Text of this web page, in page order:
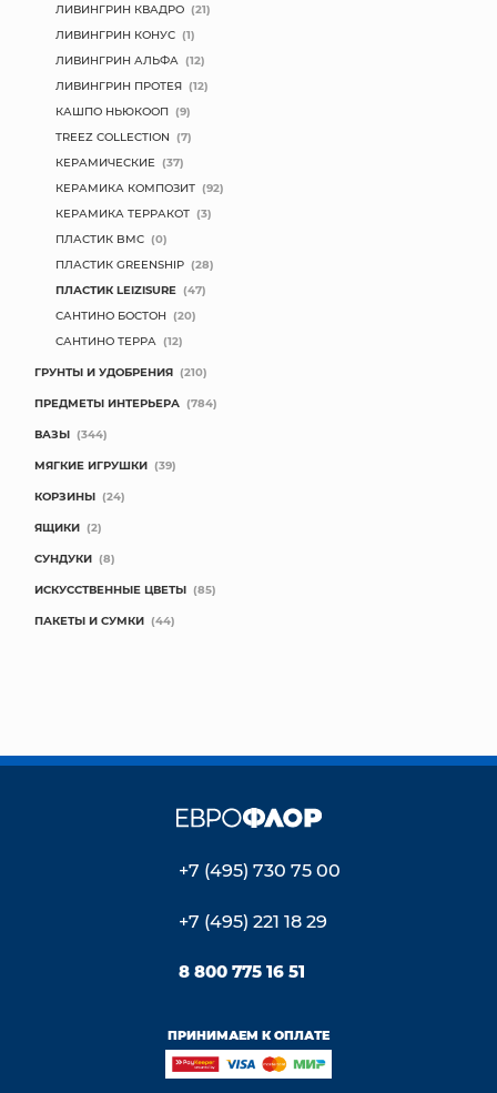
ЛИВИНГРИН КВАДРО (21)
ЛИВИНГРИН КОНУС (1)
ЛИВИНГРИН АЛЬФА (12)
ЛИВИНГРИН ПРОТЕЯ (12)
КАШПО НЬЮКООП (9)
TREEZ COLLECTION (7)
КЕРАМИЧЕСКИЕ (37)
КЕРАМИКА КОМПОЗИТ (92)
КЕРАМИКА ТЕРРАКОТ (3)
ПЛАСТИК BMC (0)
ПЛАСТИК GREENSHIP (28)
ПЛАСТИК LEIZISURE (47)
САНТИНО БОСТОН (20)
САНТИНО ТЕРРА (12)
ГРУНТЫ И УДОБРЕНИЯ (210)
ПРЕДМЕТЫ ИНТЕРЬЕРА (784)
ВАЗЫ (344)
МЯГКИЕ ИГРУШКИ (39)
КОРЗИНЫ (24)
ЯЩИКИ (2)
СУНДУКИ (8)
ИСКУССТВЕННЫЕ ЦВЕТЫ (85)
ПАКЕТЫ И СУМКИ (44)
+7 (495) 730 75 00
+7 (495) 221 18 29
8 800 775 16 51
ПРИНИМАЕМ К ОПЛАТЕ